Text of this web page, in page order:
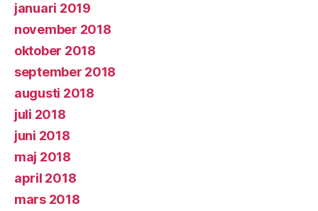
januari 2019
november 2018
oktober 2018
september 2018
augusti 2018
juli 2018
juni 2018
maj 2018
april 2018
mars 2018